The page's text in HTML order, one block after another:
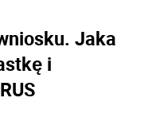
Jaka
i